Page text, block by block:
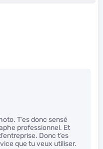
T’es donc sensé
professionnel. Et
Donc t’es
que tu veux utiliser.